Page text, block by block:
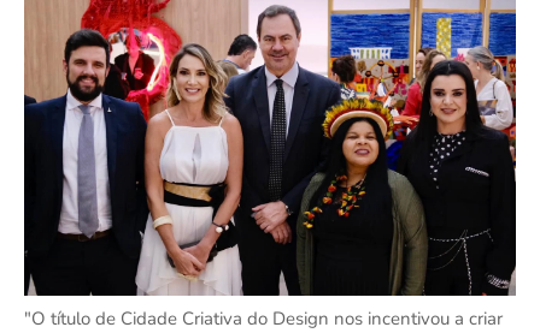
"O título de Cidade Criativa do Design nos incentivou a criar